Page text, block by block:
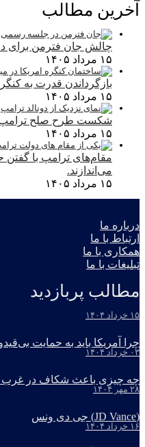
آخرین مطالب
چالش جان فترمن برای
۱۵ مرداد ۱۴۰۵
بازگرداندن قدرت به
۱۵ مرداد ۱۴۰۵
شکست طرح صلح ترامپ
۱۵ مرداد ۱۴۰۵
مقام‌های ترامپ با گفتن
می‌اندازند.
۱۵ مرداد ۱۴۰۵
درباره ما
ارتباط با ما
همکاری با ما
تبلیغات با ما
مطالب پربازدید
۱۵ خرداد ۱۴۰۴
چرا آمریکا باید به حمایت
۰۳ خرداد ۱۴۰۴
چه چیزی باعث شکاف در
۲۸ مهر ۱۴۰۴
(JD Vance) جی دی ونس
۱۶ خرداد ۱۴۰۴